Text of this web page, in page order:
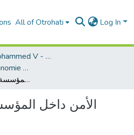
All of Otrohati Log In
Université Mohammed V - Rabat
CEDoc - Droit - Economie (FSJES Souissi)
الأمن داخل المؤسسة السجنية في المغرب
الأمن داخل